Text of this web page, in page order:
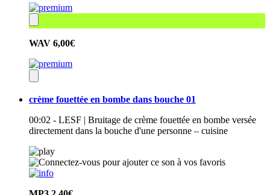
WAV 6,00€
crème fouettée en bombe dans bouche 01
00:02 - LESF | Bruitage de crème fouettée en bombe versée
directement dans la bouche d'une personne – cuisine